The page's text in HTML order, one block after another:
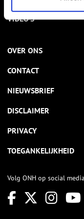
VIDEO’S
OVER ONS
CONTACT
NIEUWSBRIEF
DISCLAIMER
PRIVACY
TOEGANKELIJKHEID
Volg ONH op social media